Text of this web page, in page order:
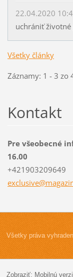
22.04.2020
uchrániť
Všetky články
Záznamy: 1 - 3 zo
Kontakt
Pre všeobecné
16.00
+421903209649
exclusive@magazi
Všetky práva
Zobraziť: Mobilnú